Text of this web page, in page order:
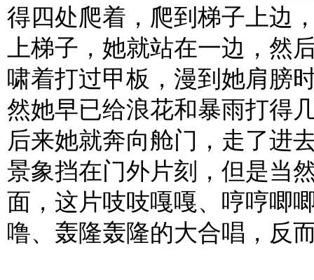
得四处爬着，爬到梯子上边
上梯子，她就站在一边，然
啸着打过甲板，漫到她肩膀
然她早已给浪花和暴雨打得
后来她就奔向舱门，走了进
景象挡在门外片刻，但是当
面，这片吱吱嘎嘎、哼哼唧
噜、轰隆轰隆的大合唱，反